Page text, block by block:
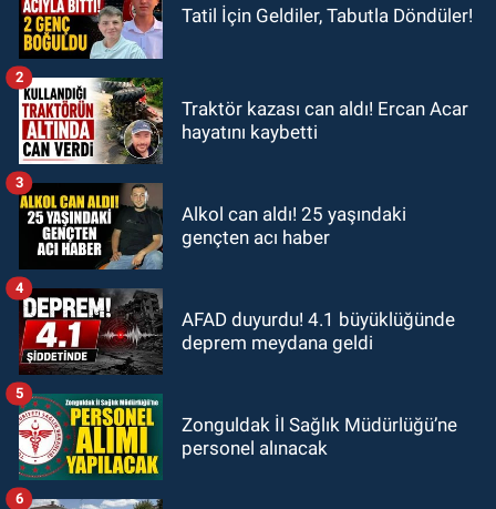
Tatil İçin Geldiler, Tabutla Döndüler!
Traktör kazası can aldı! Ercan Acar
hayatını kaybetti
2
Alkol can aldı! 25 yaşındaki
gençten acı haber
3
AFAD duyurdu! 4.1 büyüklüğünde
deprem meydana geldi
4
Zonguldak İl Sağlık Müdürlüğü’ne
personel alınacak
5
6